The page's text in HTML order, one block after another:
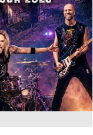
im Summer